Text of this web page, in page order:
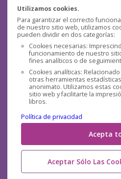
Utilizamos cookies.
Para garantizar el correcto
de nuestro sitio web, utilizamos
pueden dividir en dos categorías:
Cookies necesarias:
funcionamiento de nuestro
fines analíticos o de
Cookies analíticas:
otras herramientas
anonimato. Utilizamos estas
sitio web y facilitarte la
libros.
Política de privacidad
Acepta
Aceptar Sólo Las
Redes